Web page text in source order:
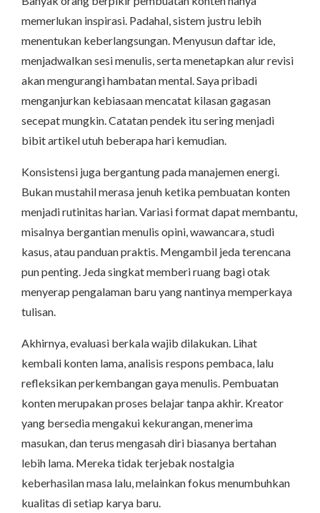
memerlukan inspirasi. Padahal, sistem justru lebih
menentukan keberlangsungan. Menyusun daftar ide,
menjadwalkan sesi menulis, serta menetapkan alur revisi
akan mengurangi hambatan mental. Saya pribadi
menganjurkan kebiasaan mencatat kilasan gagasan
secepat mungkin. Catatan pendek itu sering menjadi
bibit artikel utuh beberapa hari kemudian.
Konsistensi juga bergantung pada manajemen energi.
Bukan mustahil merasa jenuh ketika pembuatan konten
menjadi rutinitas harian. Variasi format dapat membantu,
misalnya bergantian menulis opini, wawancara, studi
kasus, atau panduan praktis. Mengambil jeda terencana
pun penting. Jeda singkat memberi ruang bagi otak
menyerap pengalaman baru yang nantinya memperkaya
tulisan.
Akhirnya, evaluasi berkala wajib dilakukan. Lihat
kembali konten lama, analisis respons pembaca, lalu
refleksikan perkembangan gaya menulis. Pembuatan
konten merupakan proses belajar tanpa akhir. Kreator
yang bersedia mengakui kekurangan, menerima
masukan, dan terus mengasah diri biasanya bertahan
lebih lama. Mereka tidak terjebak nostalgia
keberhasilan masa lalu, melainkan fokus menumbuhkan
kualitas di setiap karya baru.